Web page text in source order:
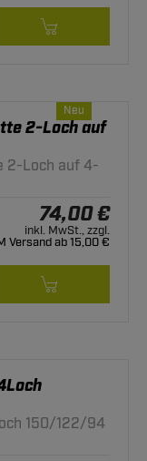
Neu
2-Loch auf
2-Loch auf 4-
74,00 €
inkl. MwSt., zzgl.
Versand ab 15,00 €
150/122/94